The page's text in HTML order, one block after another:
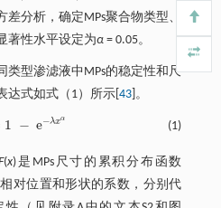
差分析，确定MPs聚合物类型、
著性水平设定为α= 0.05。
类型渗滤液中MPs的稳定性和尺
达式如式（1） 所示[ 43]。
1 − e−λxα
-λ α (1)
(x)是MPs尺寸的累积分布函数
相对位置和形状的系数，分别代